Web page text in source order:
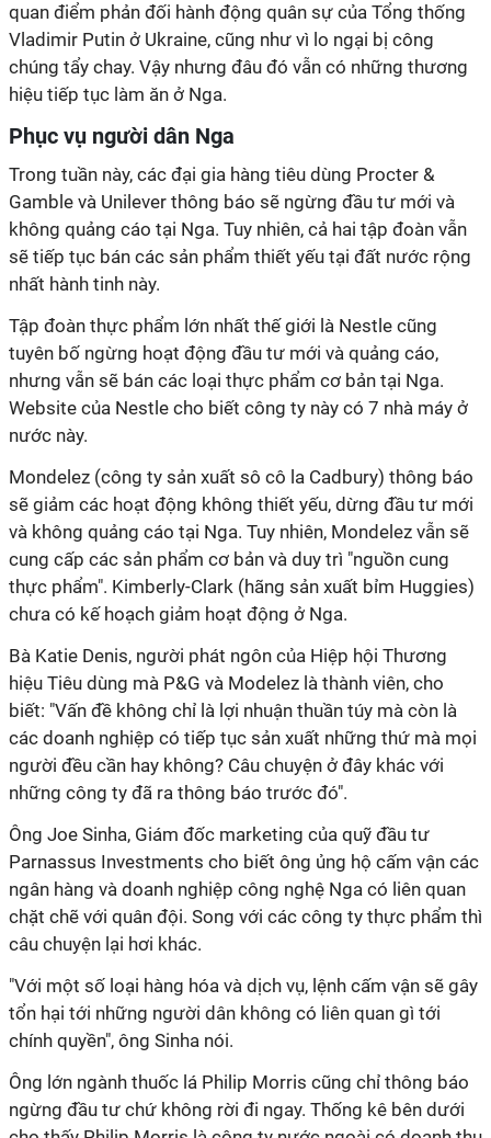
quan điểm phản đối hành động quân sự của Tổng thống
Vladimir Putin ở Ukraine, cũng như vì lo ngại bị công
chúng tẩy chay. Vậy nhưng đâu đó vẫn có những thương
hiệu tiếp tục làm ăn ở Nga.
Phục vụ người dân Nga
Trong tuần này, các đại gia hàng tiêu dùng Procter &
Gamble và Unilever thông báo sẽ ngừng đầu tư mới và
không quảng cáo tại Nga. Tuy nhiên, cả hai tập đoàn vẫn
sẽ tiếp tục bán các sản phẩm thiết yếu tại đất nước rộng
nhất hành tinh này.
Tập đoàn thực phẩm lớn nhất thế giới là Nestle cũng
tuyên bố ngừng hoạt động đầu tư mới và quảng cáo,
nhưng vẫn sẽ bán các loại thực phẩm cơ bản tại Nga.
Website của Nestle cho biết công ty này có 7 nhà máy ở
nước này.
Mondelez (công ty sản xuất sô cô la Cadbury) thông báo
sẽ giảm các hoạt động không thiết yếu, dừng đầu tư mới
và không quảng cáo tại Nga. Tuy nhiên, Mondelez vẫn sẽ
cung cấp các sản phẩm cơ bản và duy trì "nguồn cung
thực phẩm". Kimberly-Clark (hãng sản xuất bỉm Huggies)
chưa có kế hoạch giảm hoạt động ở Nga.
Bà Katie Denis, người phát ngôn của Hiệp hội Thương
hiệu Tiêu dùng mà P&G và Modelez là thành viên, cho
biết: "Vấn đề không chỉ là lợi nhuận thuần túy mà còn là
các doanh nghiệp có tiếp tục sản xuất những thứ mà mọi
người đều cần hay không? Câu chuyện ở đây khác với
những công ty đã ra thông báo trước đó".
Ông Joe Sinha, Giám đốc marketing của quỹ đầu tư
Parnassus Investments cho biết ông ủng hộ cấm vận các
ngân hàng và doanh nghiệp công nghệ Nga có liên quan
chặt chẽ với quân đội. Song với các công ty thực phẩm thì
câu chuyện lại hơi khác.
"Với một số loại hàng hóa và dịch vụ, lệnh cấm vận sẽ gây
tổn hại tới những người dân không có liên quan gì tới
chính quyền", ông Sinha nói.
Ông lớn ngành thuốc lá Philip Morris cũng chỉ thông báo
ngừng đầu tư chứ không rời đi ngay. Thống kê bên dưới